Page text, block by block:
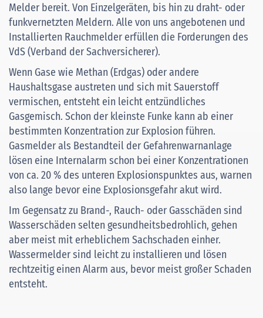
Melder bereit. Von Einzelgeräten, bis hin zu draht- oder
funkvernetzten Meldern. Alle von uns angebotenen und
Installierten Rauchmelder erfüllen die Forderungen des
VdS (Verband der Sachversicherer).
Wenn Gase wie Methan (Erdgas) oder andere
Haushaltsgase austreten und sich mit Sauerstoff
vermischen, entsteht ein leicht entzündliches
Gasgemisch. Schon der kleinste Funke kann ab einer
bestimmten Konzentration zur Explosion führen.
Gasmelder als Bestandteil der Gefahrenwarnanlage
lösen eine Internalarm schon bei einer Konzentrationen
von ca. 20 % des unteren Explosionspunktes aus, warnen
also lange bevor eine Explosionsgefahr akut wird.
Im Gegensatz zu Brand-, Rauch- oder Gasschäden sind
Wasserschäden selten gesundheitsbedrohlich, gehen
aber meist mit erheblichem Sachschaden einher.
Wassermelder sind leicht zu installieren und lösen
rechtzeitig einen Alarm aus, bevor meist großer Schaden
entsteht.